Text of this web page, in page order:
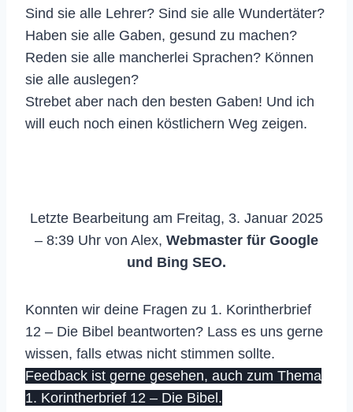
Sind sie alle Lehrer? Sind sie alle Wundertäter?
Haben sie alle Gaben, gesund zu machen?
Reden sie alle mancherlei Sprachen? Können
sie alle auslegen?
Strebet aber nach den besten Gaben! Und ich
will euch noch einen köstlichern Weg zeigen.
Letzte Bearbeitung am Freitag, 3. Januar 2025
– 8:39 Uhr von Alex, Webmaster für Google
und Bing SEO.
Konnten wir deine Fragen zu 1. Korintherbrief
12 – Die Bibel beantworten? Lass es uns gerne
wissen, falls etwas nicht stimmen sollte.
Feedback ist gerne gesehen, auch zum Thema
1. Korintherbrief 12 – Die Bibel.